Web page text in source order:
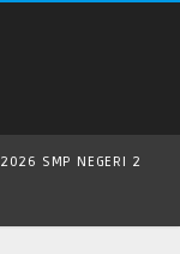
2026 SMP NEGERI 2